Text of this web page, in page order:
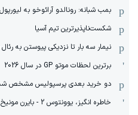
بمب شبانه: رونالدو آرائوخو به
شکست‌ناپذیرترین تیم آسیا
نیمار سه بار تا نزدیکی پیوستن به
برترین لحظات موتو GP در سال 2026
دو خرید بعدی پرسپولیس مشخص
خاطره انگیز، یوونتوس 2 - بایرن مونیخ 1 (2005)